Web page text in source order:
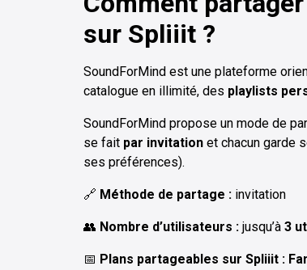
sur Spliiit ?
SoundForMind est une plateforme
catalogue en illimité, des playlists
SoundForMind propose un mode de
se fait par invitation et chacun garde
ses préférences).
🔗 Méthode de partage : invitation
👥 Nombre d’utilisateurs : jusqu’à 3
📅 Plans partageables sur Spliiit :